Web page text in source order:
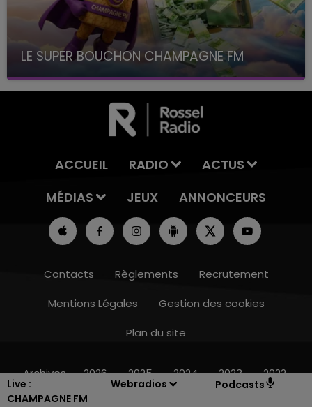
Live :
CHAMPAGNE FM
Webradios Podcasts
16h00 - 20h00
LE SUPER BOUCHON CHAMPAGNE FM
avec La Famille Champagne FM, à 8H10
ACCUEIL RADIO
ACTUS
MÉDIAS
JEUX ANNONCEURS
Contacts Règlements
Recrutement
Mentions Légales
Gestion des cookies
Plan du site
Archives 2026 2025 2024 2023 2022